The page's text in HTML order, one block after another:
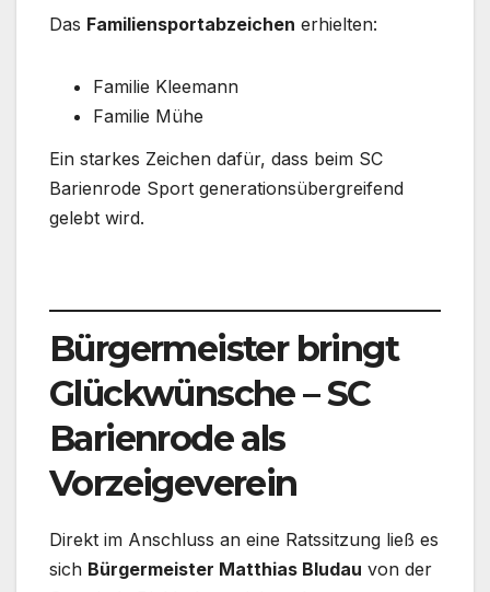
Das Familiensportabzeichen erhielten:
Familie Kleemann
Familie Mühe
Ein starkes Zeichen dafür, dass beim SC
Barienrode Sport generationsübergreifend
gelebt wird.
Bürgermeister bringt
Glückwünsche – SC
Barienrode als
Vorzeigeverein
Direkt im Anschluss an eine Ratssitzung ließ es
sich Bürgermeister Matthias Bludau von der